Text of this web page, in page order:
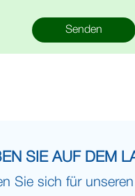
Senden
SIE AUF DEM
Sie sich für